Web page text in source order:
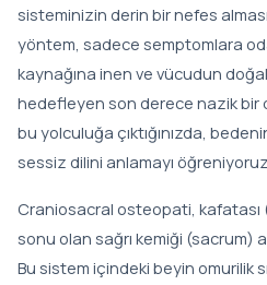
Refleksoloji
Kuru İğneleme
Kupa Terapisi
sisteminizin derin bir nefes
yöntem, sadece semptomlara
kaynağına inen ve vücudun
hedefleyen son derece nazik bir
bu yolculuğa çıktığınızda,
sessiz dilini anlamayı
Craniosacral osteopati, kafatası
sonu olan sağrı kemiği (sacrum)
Bu sistem içindeki beyin omurilik